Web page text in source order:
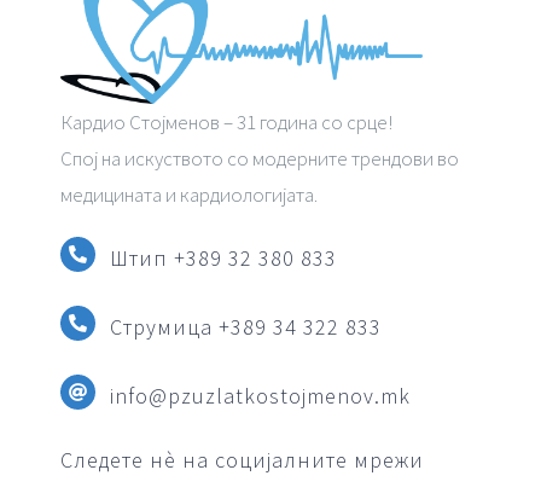
Кардио Стојменов – 31 година со срце!
Спој на искуството со модерните трендови во
медицината и кардиологијата.
Штип +389 32 380 833
Струмица +389 34 322 833
info@pzuzlatkostojmenov.mk
Следете нè на социјалните мрежи